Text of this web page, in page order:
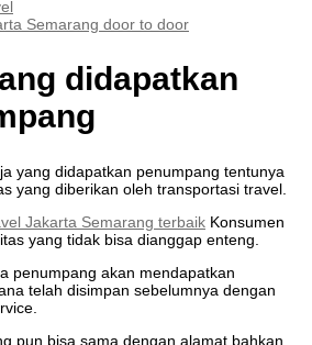
Semarang door to door
didapatkan
yang didapatkan penumpang tentunya
yang diberikan oleh transportasi travel.
Jakarta Semarang terbaik Konsumen
yang tidak bisa dianggap enteng.
penumpang akan mendapatkan
telah disimpan sebelumnya dengan
pun bisa sama dengan alamat bahkan